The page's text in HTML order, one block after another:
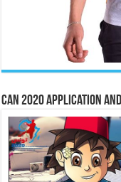
CAN 2020 Application